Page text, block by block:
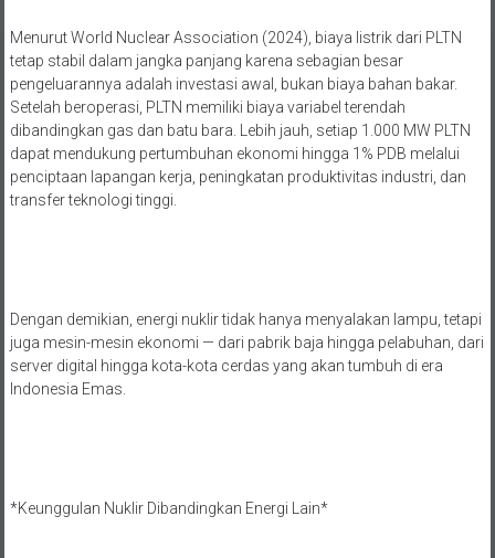
Menurut World Nuclear Association (2024), biaya listrik dari PLTN
tetap stabil dalam jangka panjang karena sebagian besar
pengeluarannya adalah investasi awal, bukan biaya bahan bakar.
Setelah beroperasi, PLTN memiliki biaya variabel terendah
dibandingkan gas dan batu bara. Lebih jauh, setiap 1.000 MW PLTN
dapat mendukung pertumbuhan ekonomi hingga 1% PDB melalui
penciptaan lapangan kerja, peningkatan produktivitas industri, dan
transfer teknologi tinggi.
Dengan demikian, energi nuklir tidak hanya menyalakan lampu, tetapi
juga mesin-mesin ekonomi — dari pabrik baja hingga pelabuhan, dari
server digital hingga kota-kota cerdas yang akan tumbuh di era
Indonesia Emas.
*Keunggulan Nuklir Dibandingkan Energi Lain*